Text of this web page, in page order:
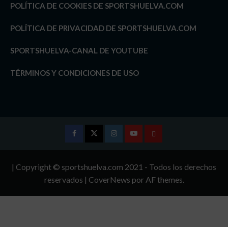
POLÍTICA DE COOKIES DE SPORTSHUELVA.COM
POLÍTICA DE PRIVACIDAD DE SPORTSHUELVA.COM
SPORTSHUELVA-CANAL DE YOUTUBE
TÉRMINOS Y CONDICIONES DE USO
InstagramYoutubeTÉRMINOS
CONDICIONES
| Copyright © sportshuelva.com 2021 - Todos los derechos
reservados | CoverNews por AF themes.